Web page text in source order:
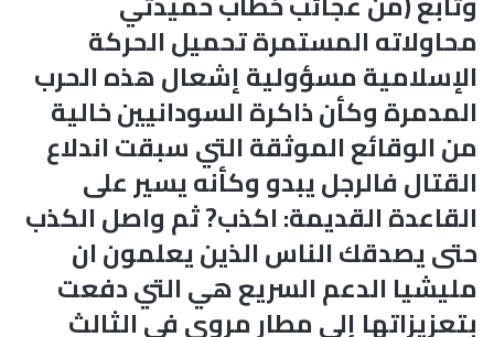
محاولاته المستمرة تحميل الحركة
الإسلامية مسؤولية إشعال هذه الحرب
المدمرة وكأن ذاكرة السودانيين خالية
من الوقائع الموثقة التي سبقت اندلاع
القتال فالرجل يبدو وكأنه يسير على
القاعدة القديمة: اكذب? ثم واصل الكذب
حتى يصدقك الناس الذين يعلمون ان
مليشيا الدعم السريع هي التي دفعت
بتعزيزاتها إلى مطار مروي في الثالث